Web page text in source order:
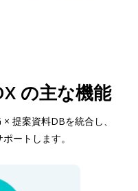
の主な機能
提案資料DBを統合し、
ートします。